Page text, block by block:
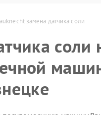
замена датчика соли
соли